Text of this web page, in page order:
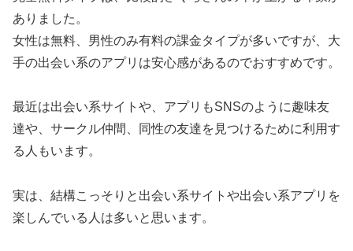
ありました。
女性は無料、男性のみ有料の課金タイプが多いですが、大
手の出会い系のアプリは安心感があるのでおすすめです。
最近は出会い系サイトや、アプリもSNSのように趣味友
達や、サークル仲間、同性の友達を見つけるために利用す
る人もいます。
実は、結構こっそりと出会い系サイトや出会い系アプリを
楽しんでいる人は多いと思います。